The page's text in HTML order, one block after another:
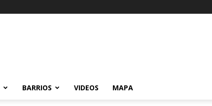
BARRIOS VIDEOS MAPA